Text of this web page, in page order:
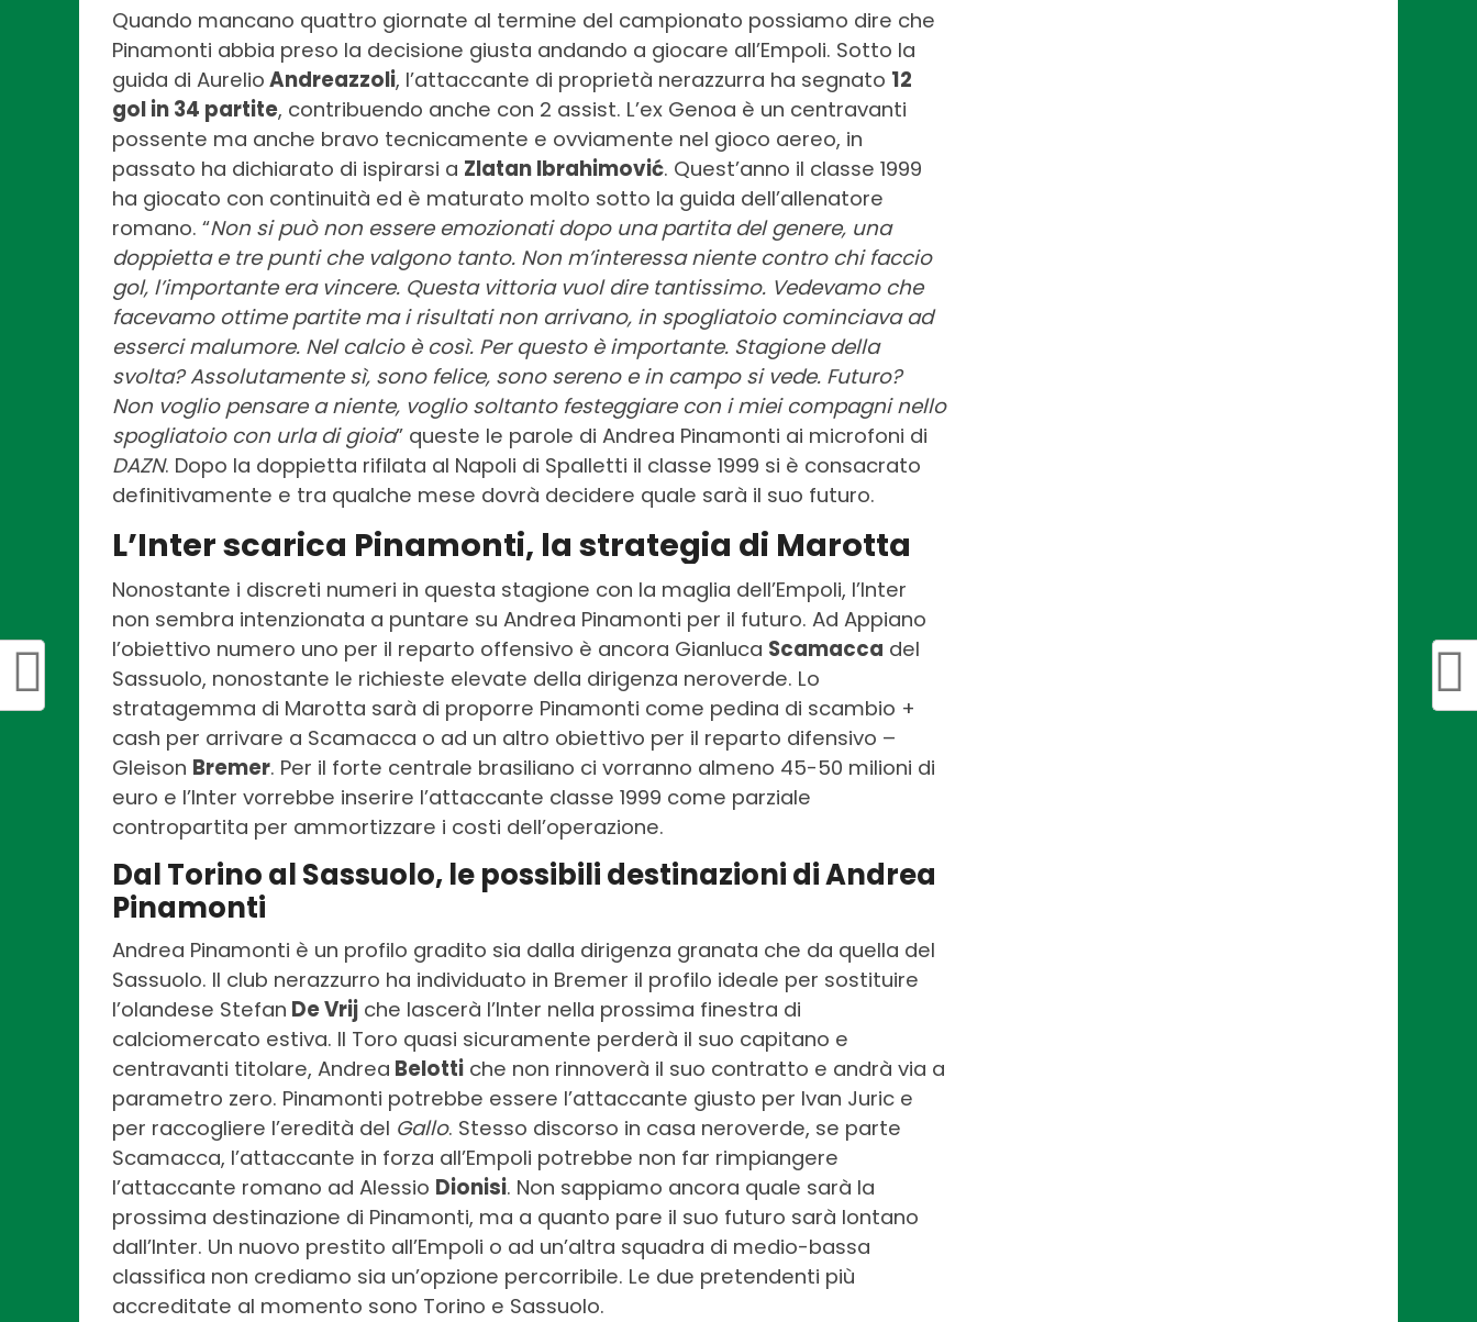
Quando mancano quattro giornate al termine del campionato possiamo dire che
Pinamonti abbia preso la decisione giusta andando a giocare all’Empoli. Sotto la
guida di Aurelio Andreazzoli, l’attaccante di proprietà nerazzurra ha segnato 12
gol in 34 partite, contribuendo anche con 2 assist. L’ex Genoa è un centravanti
possente ma anche bravo tecnicamente e ovviamente nel gioco aereo, in
passato ha dichiarato di ispirarsi a Zlatan Ibrahimović. Quest’anno il classe 1999
ha giocato con continuità ed è maturato molto sotto la guida dell’allenatore
romano. “Non si può non essere emozionati dopo una partita del genere, una
doppietta e tre punti che valgono tanto. Non m’interessa niente contro chi faccio
gol, l’importante era vincere. Questa vittoria vuol dire tantissimo. Vedevamo che
facevamo ottime partite ma i risultati non arrivano, in spogliatoio cominciava ad
esserci malumore. Nel calcio è così. Per questo è importante. Stagione della
svolta? Assolutamente sì, sono felice, sono sereno e in campo si vede. Futuro?
Non voglio pensare a niente, voglio soltanto festeggiare con i miei compagni nello
spogliatoio con urla di gioia” queste le parole di Andrea Pinamonti ai microfoni di
DAZN. Dopo la doppietta rifilata al Napoli di Spalletti il classe 1999 si è consacrato
definitivamente e tra qualche mese dovrà decidere quale sarà il suo futuro.
L’Inter scarica Pinamonti, la strategia di Marotta
Nonostante i discreti numeri in questa stagione con la maglia dell’Empoli, l’Inter
non sembra intenzionata a puntare su Andrea Pinamonti per il futuro. Ad Appiano
l’obiettivo numero uno per il reparto offensivo è ancora Gianluca Scamacca del
Sassuolo, nonostante le richieste elevate della dirigenza neroverde. Lo
stratagemma di Marotta sarà di proporre Pinamonti come pedina di scambio +
cash per arrivare a Scamacca o ad un altro obiettivo per il reparto difensivo –
Gleison Bremer. Per il forte centrale brasiliano ci vorranno almeno 45-50 milioni di
euro e l’Inter vorrebbe inserire l’attaccante classe 1999 come parziale
contropartita per ammortizzare i costi dell’operazione.
Dal Torino al Sassuolo, le possibili destinazioni di Andrea
Pinamonti
Andrea Pinamonti è un profilo gradito sia dalla dirigenza granata che da quella del
Sassuolo. Il club nerazzurro ha individuato in Bremer il profilo ideale per sostituire
l’olandese Stefan De Vrij che lascerà l’Inter nella prossima finestra di
calciomercato estiva. Il Toro quasi sicuramente perderà il suo capitano e
centravanti titolare, Andrea Belotti che non rinnoverà il suo contratto e andrà via a
parametro zero. Pinamonti potrebbe essere l’attaccante giusto per Ivan Juric e
per raccogliere l’eredità del Gallo. Stesso discorso in casa neroverde, se parte
Scamacca, l’attaccante in forza all’Empoli potrebbe non far rimpiangere
l’attaccante romano ad Alessio Dionisi. Non sappiamo ancora quale sarà la
prossima destinazione di Pinamonti, ma a quanto pare il suo futuro sarà lontano
dall’Inter. Un nuovo prestito all’Empoli o ad un’altra squadra di medio-bassa
classifica non crediamo sia un’opzione percorribile. Le due pretendenti più
accreditate al momento sono Torino e Sassuolo.